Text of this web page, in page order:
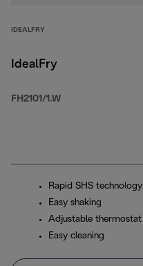
IDEALFRY
IdealFry
FH2101/1.W
Rapid SHS technology
Easy shaking
Adjustable thermostat
Easy cleaning